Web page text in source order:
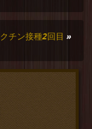
チン接種2回目 »